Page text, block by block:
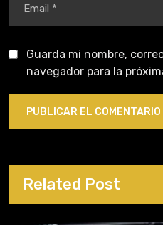
Guarda mi nombre,
navegador para la
Related Post